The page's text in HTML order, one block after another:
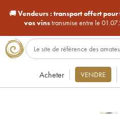
🚚Vendeurs : transport offert pour
vos vinstransmise entre le
Acheter VENDRE